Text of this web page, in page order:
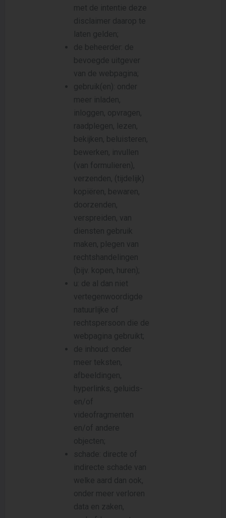
met de intentie deze
disclaimer daarop te
laten gelden;
de beheerder: de
bevoegde uitgever
van de webpagina;
gebruik(en): onder
meer inladen,
inloggen, opvragen,
raadplegen, lezen,
bekijken, beluisteren,
bewerken, invullen
(van formulieren),
verzenden, (tijdelijk)
kopiëren, bewaren,
doorzenden,
verspreiden, van
diensten gebruik
maken, plegen van
rechtshandelingen
(bijv. kopen, huren);
u: de al dan niet
vertegenwoordigde
natuurlijke of
rechtspersoon die de
webpagina gebruikt;
de inhoud: onder
meer teksten,
afbeeldingen,
hyperlinks, geluids-
en/of
videofragmenten
en/of andere
objecten;
schade: directe of
indirecte schade van
welke aard dan ook,
onder meer verloren
data en zaken,